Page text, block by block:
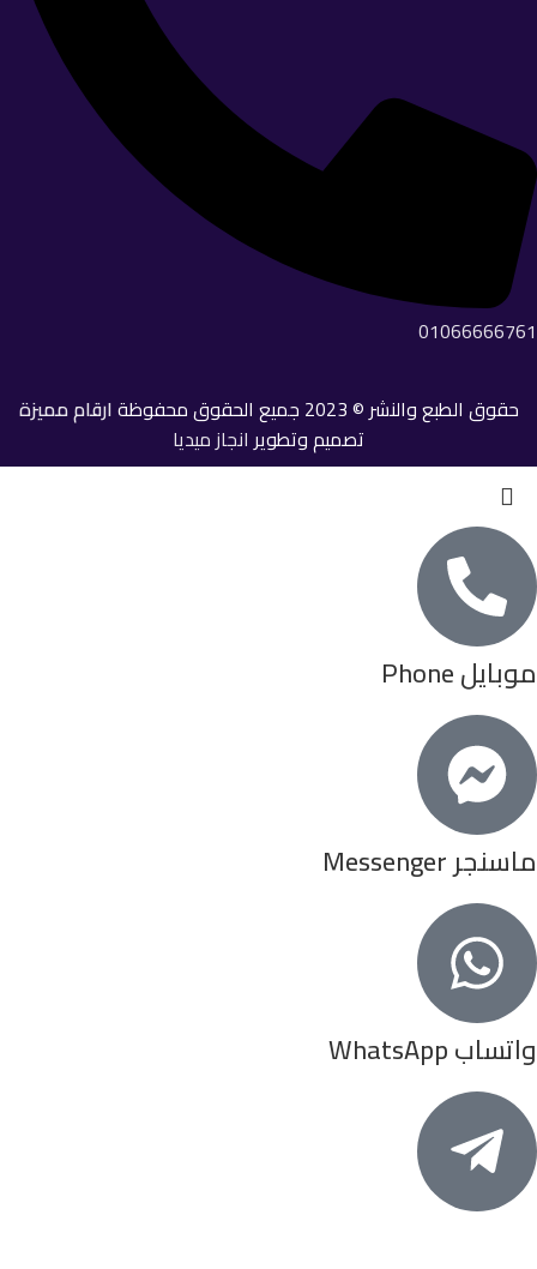
01066666761
حقوق الطبع والنشر © 2023 جميع الحقوق محفوظة
ارقام مميزة
تصميم وتطوير انجاز ميديا
موبايل Phone
ماسنجر Messenger
واتساب WhatsApp